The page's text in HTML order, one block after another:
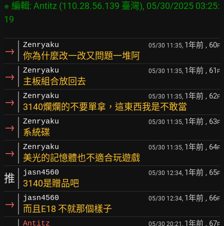
※ 編輯: Antitz (110.28.56.139 臺灣), 05/30/2025 03:25:
19
→ Zenryaku 05/30 11:35, 1年前 , 60F
你為什麼改一改又問題一堆阿
→ Zenryaku 05/30 11:35, 1年前 , 61 F
主板組合放回去
→ Zenryaku 05/30 11:35, 1年前 , 62F
3140爛爛的不要單拿，這東西我是不敢當
→ Zenryaku 05/30 11:35, 1年前 , 63F
系統碟
→ Zenryaku 05/30 11:35, 1年前 , 64F
美光的記憶體也不適合玩遊戲
推 jasn4560 05/30 12:34, 1年前 , 65F
3140是贈品吧
→ jasn4560 05/30 12:34, 1年前 , 66F
而且E18 不就那個樣子
Antitz 05/30 20:21, 1年前 , 67F